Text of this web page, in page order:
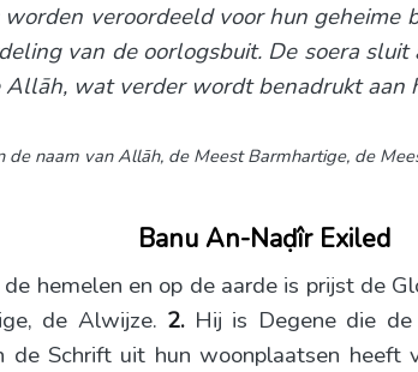
veroordeeld voor hun
van de oorlogsbuit. De soera
wat verder wordt benadrukt aan
de naam van Allāh, de Meest Barmhartige, de
Banu An-Naḍîr Exiled
hemelen en op de aarde is prijst de
de Alwijze. 2. Hij is Degene die
de Schrift uit hun woonplaatsen heeft